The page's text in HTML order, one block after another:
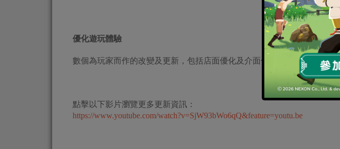
優化遊玩體驗
數個為玩家而作的改變及更新，包括店面優化及介面優化等等
點擊以下影片瀏覽更多更新資訊：
https://www.youtube.com/watch?v=SjW93bWo6qQ&feature=youtu.be